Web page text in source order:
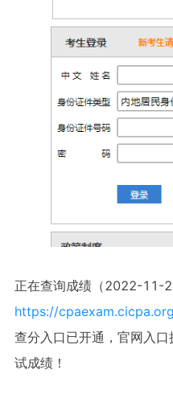
正在查询成绩（2022-11-
https://
查分入口已开通，官网入
试成绩！